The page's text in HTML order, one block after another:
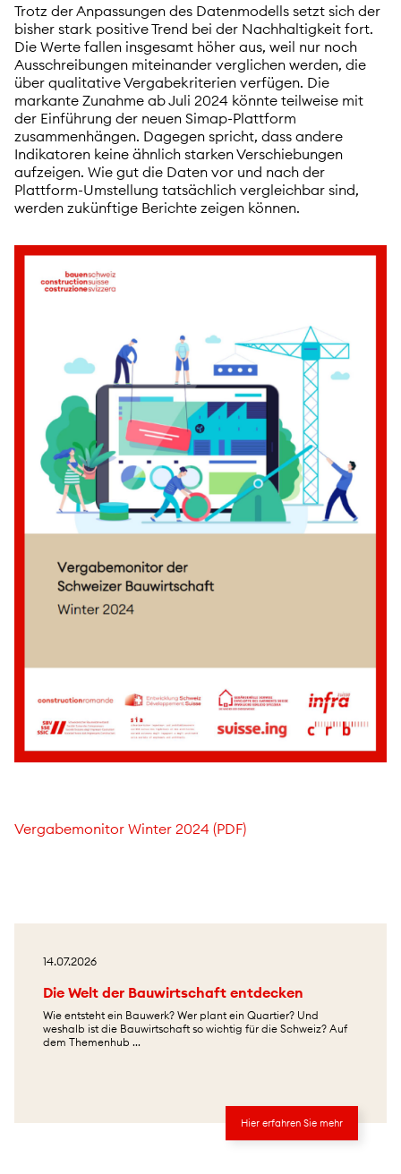
Trotz der Anpassungen des Datenmodells setzt sich der
bisher stark positive Trend bei der Nachhaltigkeit fort.
Die Werte fallen insgesamt höher aus, weil nur noch
Ausschreibungen miteinander verglichen werden, die
über qualitative Vergabekriterien verfügen. Die
markante Zunahme ab Juli 2024 könnte teilweise mit
der Einführung der neuen Simap-Plattform
zusammenhängen. Dagegen spricht, dass andere
Indikatoren keine ähnlich starken Verschiebungen
aufzeigen. Wie gut die Daten vor und nach der
Plattform-Umstellung tatsächlich vergleichbar sind,
werden zukünftige Berichte zeigen können.
Vergabemonitor Winter 2024 (PDF)
14.07.2026
Die Welt der Bauwirtschaft entdecken
Wie entsteht ein Bauwerk? Wer plant ein Quartier? Und
weshalb ist die Bauwirtschaft so wichtig für die Schweiz? Auf
dem Themenhub ...
Hier erfahren Sie mehr